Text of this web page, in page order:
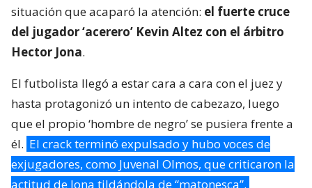
situación que acaparó la atención: el fuerte cruce
del jugador ‘acerero’ Kevin Altez con el árbitro
Hector Jona.
El futbolista llegó a estar cara a cara con el juez y
hasta protagonizó un intento de cabezazo, luego
que el propio ‘hombre de negro’ se pusiera frente a
él. El crack terminó expulsado y hubo voces de
exjugadores, como Juvenal Olmos, que criticaron la
actitud de Jona tildándola de “matonesca”.